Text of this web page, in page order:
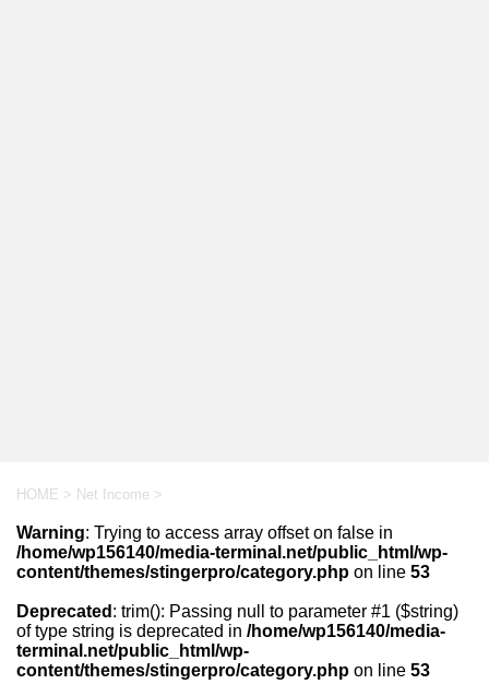
HOME > Net Income >
Warning: Trying to access array offset on false in
/home/wp156140/media-terminal.net/public_html/wp-
content/themes/stingerpro/category.php on line 53
Deprecated : trim(): Passing null to parameter #1 ($string)
of type string is deprecated in /home/wp156140/media-
terminal.net/public_html/wp-
content/themes/stingerpro/category.php on line 53